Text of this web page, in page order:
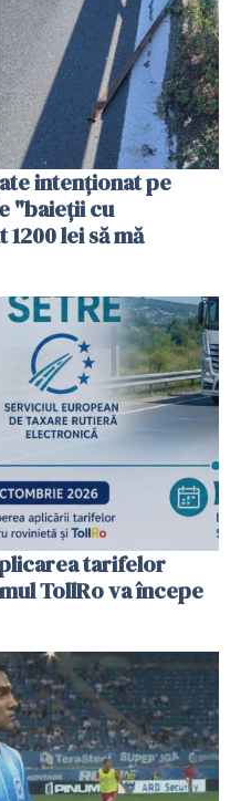
intenționat pe
"baieții cu
lei să mă
tarifelor
TollRo va începe